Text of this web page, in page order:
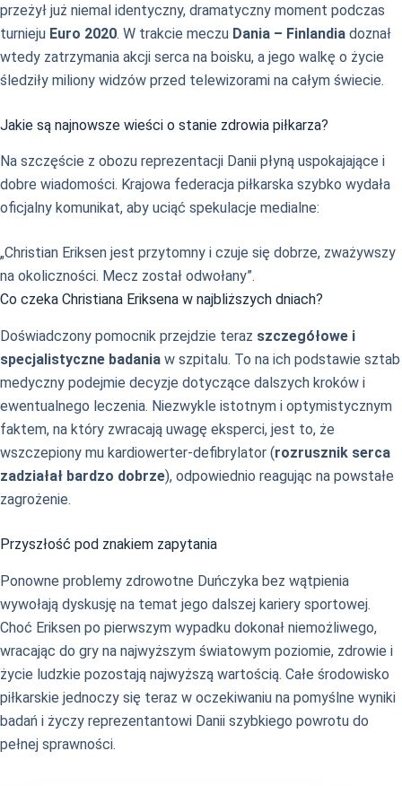
przeżył już niemal identyczny, dramatyczny moment podczas
turnieju Euro 2020. W trakcie meczu Dania – Finlandia doznał
wtedy zatrzymania akcji serca na boisku, a jego walkę o życie
śledziły miliony widzów przed telewizorami na całym świecie.
Jakie są najnowsze wieści o stanie zdrowia piłkarza?
Na szczęście z obozu reprezentacji Danii płyną uspokajające i
dobre wiadomości. Krajowa federacja piłkarska szybko wydała
oficjalny komunikat, aby uciąć spekulacje medialne:
„Christian Eriksen jest przytomny i czuje się dobrze, zważywszy
na okoliczności. Mecz został odwołany”.
Co czeka Christiana Eriksena w najbliższych dniach?
Doświadczony pomocnik przejdzie teraz szczegółowe i
specjalistyczne badania w szpitalu. To na ich podstawie sztab
medyczny podejmie decyzje dotyczące dalszych kroków i
ewentualnego leczenia. Niezwykle istotnym i optymistycznym
faktem, na który zwracają uwagę eksperci, jest to, że
wszczepiony mu kardiowerter-defibrylator (rozrusznik serca
zadziałał bardzo dobrze), odpowiednio reagując na powstałe
zagrożenie.
Przyszłość pod znakiem zapytania
Ponowne problemy zdrowotne Duńczyka bez wątpienia
wywołają dyskusję na temat jego dalszej kariery sportowej.
Choć Eriksen po pierwszym wypadku dokonał niemożliwego,
wracając do gry na najwyższym światowym poziomie, zdrowie i
życie ludzkie pozostają najwyższą wartością. Całe środowisko
piłkarskie jednoczy się teraz w oczekiwaniu na pomyślne wyniki
badań i życzy reprezentantowi Danii szybkiego powrotu do
pełnej sprawności.